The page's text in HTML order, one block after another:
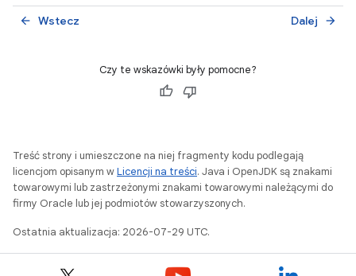
Wstecz
arrow_back Dalej arrow_forward
Czy te wskazówki były pomocne?
Treść strony i umieszczone na niej fragmenty kodu podlegają
licencjom opisanym wLicencji na treści. Java i OpenJDK są znakami
towarowymi lub zastrzeżonymi znakami towarowymi należącymi do
firmy Oracle lub jej podmiotów stowarzyszonych.
Ostatnia aktualizacja: 2026-07-29 UTC.